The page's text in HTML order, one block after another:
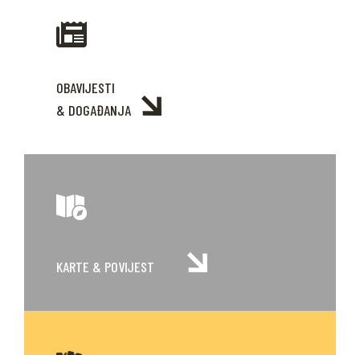
OBAVIJESTI
& DOGAĐANJA
KARTE & POVIJEST